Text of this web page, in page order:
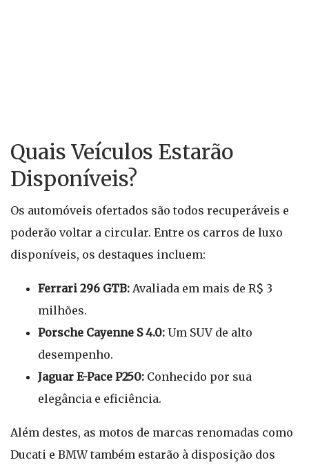
Quais Veículos Estarão
Disponíveis?
Os automóveis ofertados são todos recuperáveis e
poderão voltar a circular. Entre os carros de luxo
disponíveis, os destaques incluem:
Ferrari 296 GTB: Avaliada em mais de R$ 3
milhões.
Porsche Cayenne S 4.0: Um SUV de alto
desempenho.
Jaguar E-Pace P250: Conhecido por sua
elegância e eficiência.
Além destes, as motos de marcas renomadas como
Ducati e BMW também estarão à disposição dos